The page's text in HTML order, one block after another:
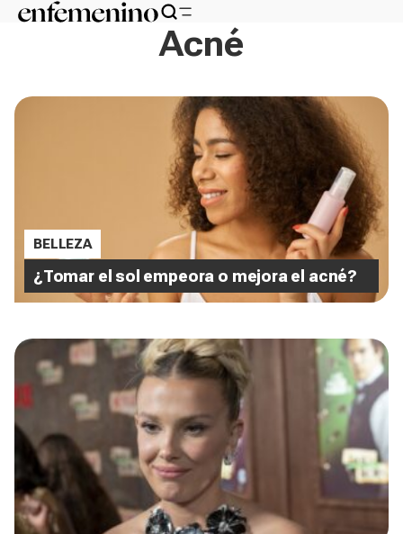
Acné
BELLEZA
¿Tomar el sol empeora o mejora el acné?